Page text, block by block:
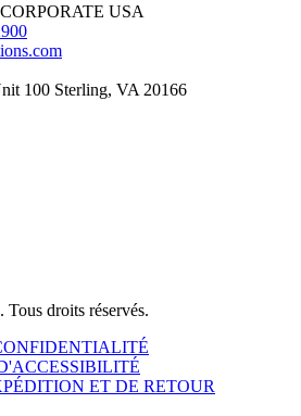
USA
100 Sterling, VA 20166
droits réservés.
ET DE RETOUR